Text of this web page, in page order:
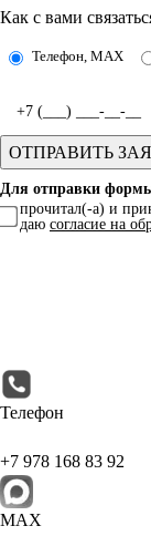
Как с вами
Телефон, MAX
Для отправки
прочитал(-а) и
даю согласие на
Телефон
+7 978 168 83 92
МАХ